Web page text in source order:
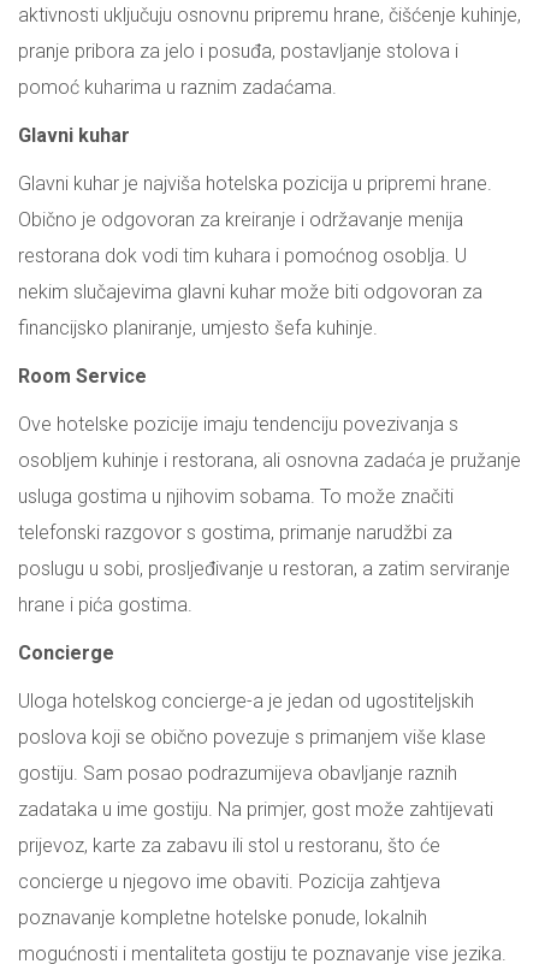
aktivnosti uključuju osnovnu pripremu hrane, čišćenje kuhinje,
pranje pribora za jelo i posuđa, postavljanje stolova i
pomoć kuharima u raznim zadaćama.
Glavni kuhar
Glavni kuhar je najviša hotelska pozicija u pripremi hrane.
Obično je odgovoran za kreiranje i održavanje menija
restorana dok vodi tim kuhara i pomoćnog osoblja. U
nekim slučajevima glavni kuhar može biti odgovoran za
financijsko planiranje, umjesto šefa kuhinje.
Room Service
Ove hotelske pozicije imaju tendenciju povezivanja s
osobljem kuhinje i restorana, ali osnovna zadaća je pružanje
usluga gostima u njihovim sobama. To može značiti
telefonski razgovor s gostima, primanje narudžbi za
poslugu u sobi, prosljeđivanje u restoran, a zatim serviranje
hrane i pića gostima.
Concierge
Uloga hotelskog concierge-a je jedan od ugostiteljskih
poslova koji se obično povezuje s primanjem više klase
gostiju. Sam posao podrazumijeva obavljanje raznih
zadataka u ime gostiju. Na primjer, gost može zahtijevati
prijevoz, karte za zabavu ili stol u restoranu, što će
concierge u njegovo ime obaviti. Pozicija zahtjeva
poznavanje kompletne hotelske ponude, lokalnih
mogućnosti i mentaliteta gostiju te poznavanje vise jezika.